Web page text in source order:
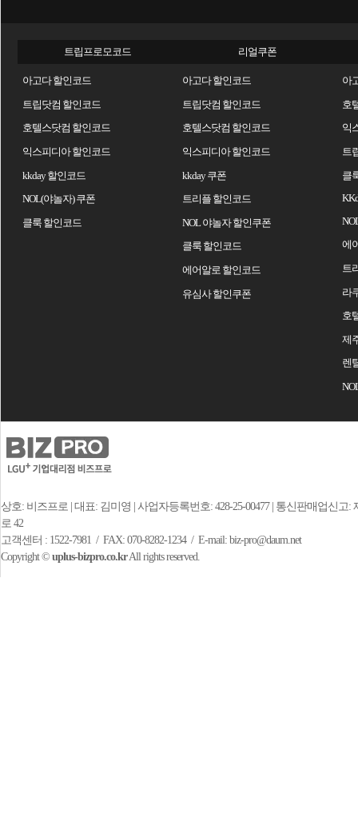
트립프로모코드
아고다 할인코드
트립닷컴 할인코드
호텔스닷컴 할인코드
익스피디아 할인코드
kkday 할인코드
NOL(야놀자) 쿠폰
클룩 할인코드
리얼쿠폰
아고다 할인코드
트립닷컴 할인코드
호텔스닷컴 할인코드
익스피디아 할인코드
kkday 쿠폰
트리플 할인코드
NOL 야놀자 할인쿠폰
클룩 할인코드
에어알로 할인코드
유심사 할인쿠폰
아
호
익
트
클
에
트
라
호
제
렌
상호: 비즈프로 | 대표: 김미영 | 사업자등록번호: 428-25-00477 | 통신판매업신고:
로 42
고객센터 : 1522-7981 / FAX: 070-8282-1234 / E-mail: biz-pro@daum.net
Copyright © uplus-bizpro.co.krAll rights reserved.